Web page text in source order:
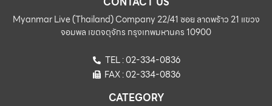
Myanmar Live (Thailand) Company 22/41 ซอย ลาดพร้าว 21 แขวง
จอมพล เขตจตุจักร กรุงเทพมหานคร 10900
TEL : 02-334-0836
FAX : 02-334-0836
CATEGORY